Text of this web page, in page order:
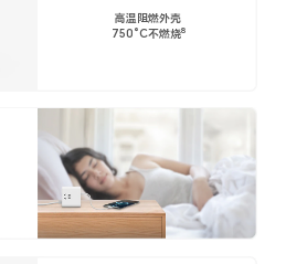
高温阻燃外壳
750°C不燃烧8